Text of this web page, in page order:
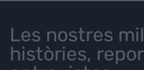
Les nostres
històries,